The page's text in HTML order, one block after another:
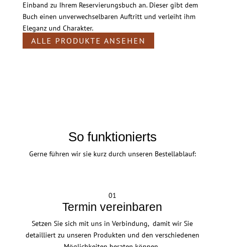
Einband zu Ihrem Reservierungsbuch an. Dieser gibt dem
Buch einen unverwechselbaren Auftritt und verleiht ihm
Eleganz und Charakter.
ALLE PRODUKTE ANSEHEN
So funktionierts
Gerne führen wir sie kurz durch unseren Bestellablauf:
01
Termin vereinbaren
Setzen Sie sich mit uns in Verbindung, damit wir Sie
detailliert zu unseren Produkten und den verschiedenen